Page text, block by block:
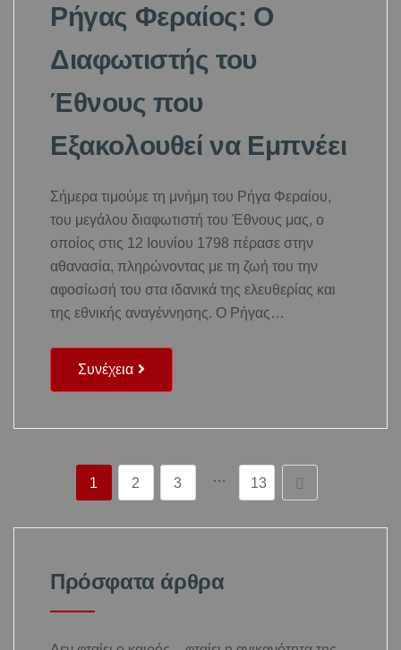
Ρήγας Φεραίος: Ο
Διαφωτιστής του
Έθνους που
Εξακολουθεί να Εμπνέει
Σήμερα τιμούμε τη μνήμη του Ρήγα Φεραίου,
του μεγάλου διαφωτιστή του Έθνους μας, ο
οποίος στις 12 Ιουνίου 1798 πέρασε στην
αθανασία, πληρώνοντας με τη ζωή του την
αφοσίωσή του στα ιδανικά της ελευθερίας και
της εθνικής αναγέννησης. Ο Ρήγας…
Συνέχεια
1 2 3 … 13
Πρόσφατα άρθρα